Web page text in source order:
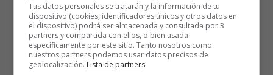
Tus datos personales se tratarán y la información de tu
dispositivo (cookies, identificadores únicos y otros datos en
el dispositivo) podrá ser almacenada y consultada por 3
partners y compartida con ellos, o bien usada
específicamente por este sitio. Tanto nosotros como
nuestros partners podemos usar datos precisos de
geolocalización. Lista de partners.